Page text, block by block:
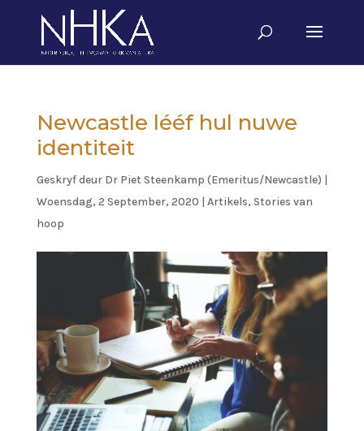
Newcastle lééf hul nuwe
identiteit
Geskryf deur Dr Piet Steenkamp (Emeritus/Newcastle) |
Woensdag, 2 September, 2020 | Artikels, Stories van
hoop